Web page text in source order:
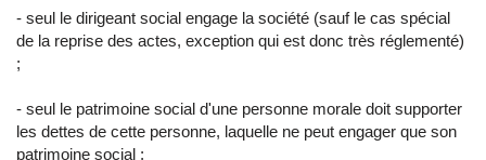
- seul le dirigeant social engage la société (sauf le cas spécial
de la reprise des actes, exception qui est donc très réglementé)
;
- seul le patrimoine social d'une personne morale doit supporter
les dettes de cette personne, laquelle ne peut engager que son
patrimoine social ;